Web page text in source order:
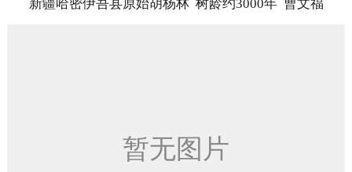
新疆哈密伊吾县原始胡杨林 树龄约3000年 曹文福